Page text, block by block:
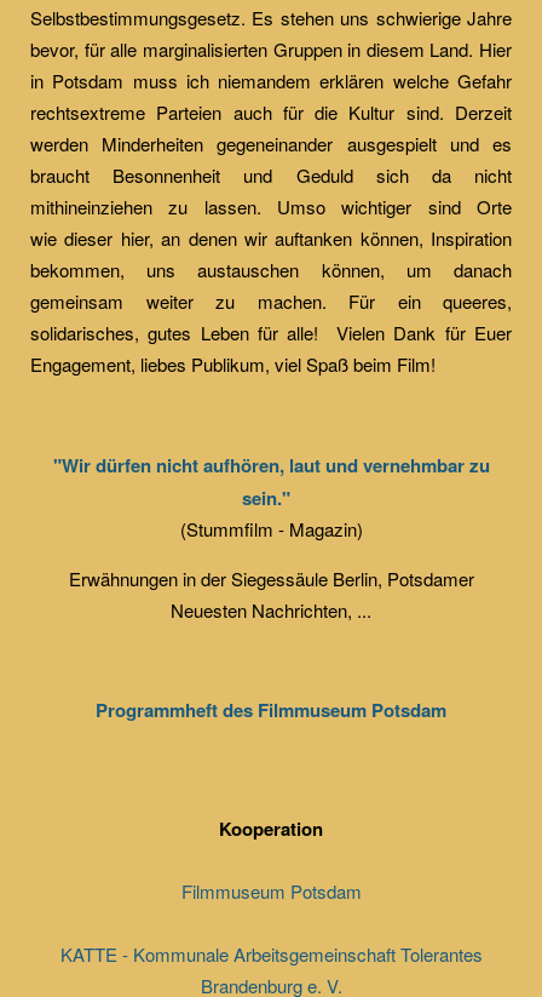
Selbstbestimmungsgesetz. Es stehen uns schwierige Jahre
bevor, für alle marginalisierten Gruppen in diesem Land. Hier
in Potsdam muss ich niemandem erklären welche Gefahr
rechtsextreme Parteien auch für die Kultur sind. Derzeit
werden Minderheiten gegeneinander ausgespielt und es
braucht Besonnenheit und Geduld sich da nicht
mithineinziehen zu lassen. Umso wichtiger sind Orte
wie dieser hier, an denen wir auftanken können, Inspiration
bekommen, uns austauschen können, um danach
gemeinsam weiter zu machen. Für ein queeres,
solidarisches, gutes Leben für alle! Vielen Dank für Euer
Engagement, liebes Publikum, viel Spaß beim Film!
"Wir dürfen nicht aufhören, laut und vernehmbar zu
sein."
(Stummfilm - Magazin)
Erwähnungen in der Siegessäule Berlin, Potsdamer
Neuesten Nachrichten, ...
Programmheft des Filmmuseum Potsdam
Kooperation
Filmmuseum Potsdam
KATTE - Kommunale Arbeitsgemeinschaft Tolerantes
Brandenburg e. V.